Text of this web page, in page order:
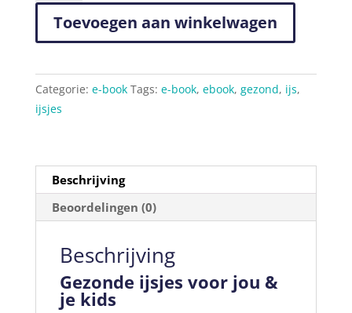
gezonde
ijsjes
aantal
Toevoegen aan winkelwagen
Categorie: e-book Tags: e-book, ebook, gezond, ijs,
ijsjes
Beschrijving
Beoordelingen (0)
Beschrijving
Gezonde ijsjes voor jou &
je kids